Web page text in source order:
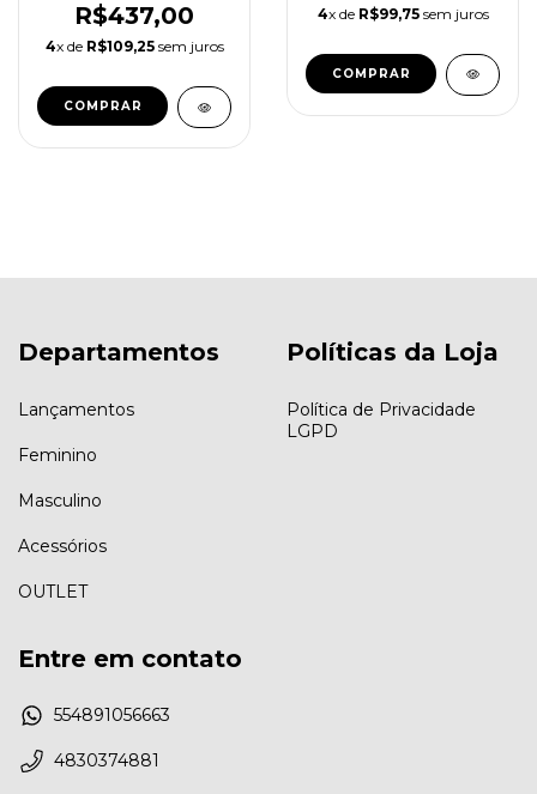
R$437,00
4x de R$109,25sem juros
COMPRAR
4x de R$99,75sem juros
COMPRAR
Departamentos
Lançamentos
Feminino
Masculino
Acessórios
OUTLET
Políticas da Loja
Política de Privacidade
LGPD
Entre em contato
554891056663
4830374881